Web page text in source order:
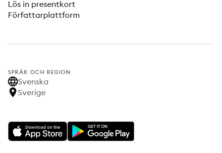
Lös in presentkort
Författarplattform
SPRÅK OCH REGION
Svenska
Sverige